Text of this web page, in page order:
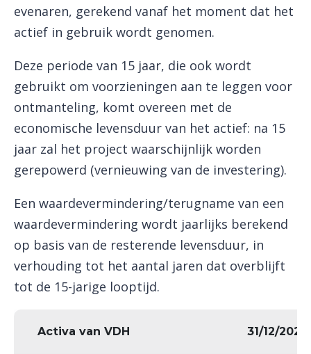
evenaren, gerekend vanaf het moment dat het
actief in gebruik wordt genomen.
Deze periode van 15 jaar, die ook wordt
gebruikt om voorzieningen aan te leggen voor
ontmanteling, komt overeen met de
economische levensduur van het actief: na 15
jaar zal het project waarschijnlijk worden
gerepowerd (vernieuwing van de investering).
Een waardevermindering/terugname van een
waardevermindering wordt jaarlijks berekend
op basis van de resterende levensduur, in
verhouding tot het aantal jaren dat overblijft
tot de 15-jarige looptijd.
Activa van VDH 31/12/2022